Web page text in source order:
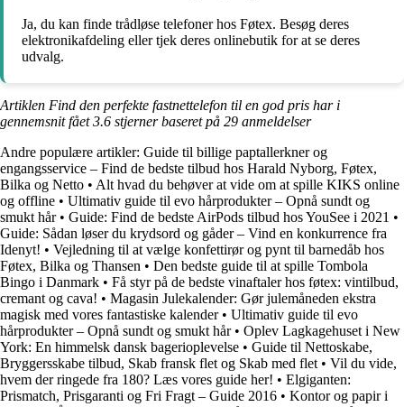
Ja, du kan finde trådløse telefoner hos Føtex. Besøg deres
elektronikafdeling eller tjek deres onlinebutik for at se deres
udvalg.
Artiklen Find den perfekte fastnettelefon til en god pris har i
gennemsnit fået3.6 stjerner baseret på 29 anmeldelser
Andre populære artikler: Guide til billige paptallerkner og
engangsservice – Find de bedste tilbud hos Harald Nyborg, Føtex,
Bilka og Netto • Alt hvad du behøver at vide om at spille KIKS online
og offline • Ultimativ guide til evo hårprodukter – Opnå sundt og
smukt hår• Guide: Find de bedste AirPods tilbud hos YouSee i 2021 •
Guide: Sådan løser du krydsord og gåder – Vind en konkurrence fra
Idenyt! • Vejledning til at vælge konfettirør og pynt til barnedåb hos
Føtex, Bilka og Thansen • Den bedste guide til at spille Tombola
Bingo i Danmark • Få styr på de bedste vinaftaler hos føtex: vintilbud,
cremant og cava! • Magasin Julekalender: Gør julemåneden ekstra
magisk med vores fantastiske kalender• Ultimativ guide til evo
hårprodukter – Opnå sundt og smukt hår• Oplev Lagkagehuset i New
York: En himmelsk dansk bagerioplevelse • Guide til Nettoskabe,
Bryggersskabe tilbud, Skab fransk flet og Skab med flet • Vil du vide,
hvem der ringede fra 180? Læs vores guide her! • Elgiganten:
Prismatch, Prisgaranti og Fri Fragt – Guide 2016 • Kontor og papir i